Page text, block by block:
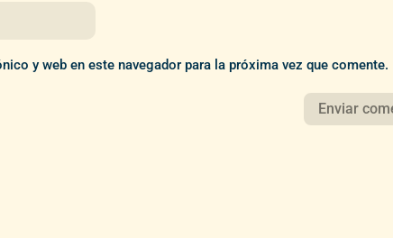
y web en este navegador para la próxima vez que comente.